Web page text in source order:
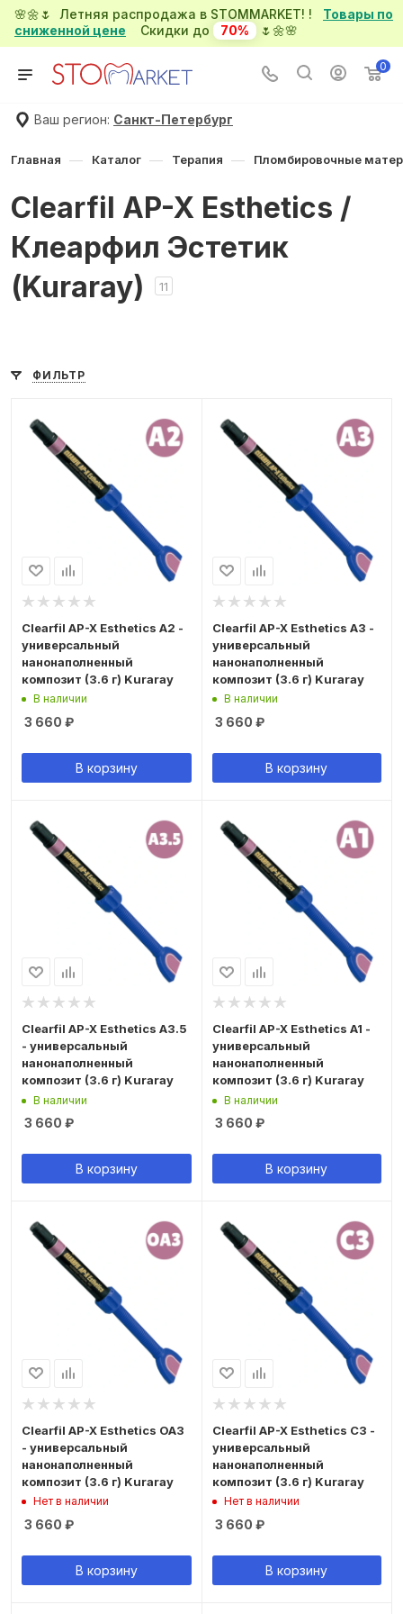
🌸🌼🌷 Летняя распродажа в STOMMARKET! ! Товары по
сниженной цене Скидки до 70% 🌷🌼🌸
0
Ваш регион: Санкт-Петербург
Главная — Каталог — Терапия — Пломбировочные
Clearfil AP-X Esthetics /
Клеарфил Эстетик
(Kuraray)
11
ФИЛЬТР
Clearfil AP-X Esthetics A2 -
универсальный
нанонаполненный
композит (3.6 г) Kuraray
В наличии
3 660 ₽
В корзину
Clearfil AP-X Esthetics A3 -
универсальный
нанонаполненный
композит (3.6 г) Kuraray
В наличии
3 660 ₽
В корзину
Clearfil AP-X Esthetics A3.5
- универсальный
нанонаполненный
композит (3.6 г) Kuraray
В наличии
3 660 ₽
В корзину
Clearfil AP-X Esthetics A1 -
универсальный
нанонаполненный
композит (3.6 г) Kuraray
В наличии
3 660 ₽
В корзину
Clearfil AP-X Esthetics OA3
- универсальный
нанонаполненный
композит (3.6 г) Kuraray
Нет в наличии
3 660 ₽
В корзину
Clearfil AP-X Esthetics C3 -
универсальный
нанонаполненный
композит (3.6 г) Kuraray
Нет в наличии
3 660 ₽
В корзину